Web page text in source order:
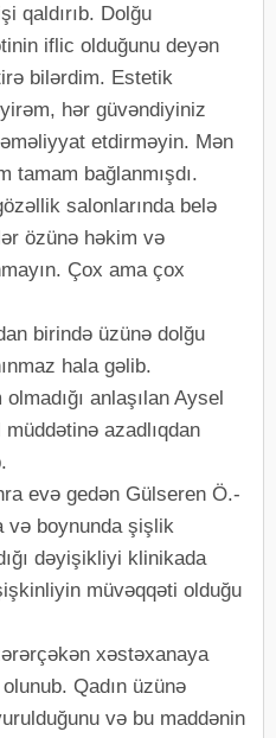
qaldırıb. Dolğu
iflic olduğunu deyən
bilərdim. Estetik
hər güvəndiyiniz
etdirməyin. Mən
tamam bağlanmışdı.
salonlarında belə
özünə həkim və
Çox ama çox
birində üzünə dolğu
hala gəlib.
anlaşılan Aysel
azadlıqdan
evə gedən Gülseren Ö.-
və boynunda şişlik
dəyişikliyi klinikada
müvəqqəti olduğu
xəstəxanaya
Qadın üzünə
və bu maddənin